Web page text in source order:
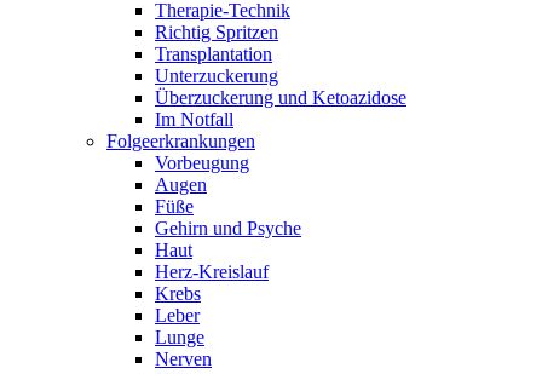
Therapie-Technik
Richtig Spritzen
Transplantation
Unterzuckerung
Überzuckerung und Ketoazidose
Im Notfall
Folgeerkrankungen
Vorbeugung
Augen
Füße
Gehirn und Psyche
Haut
Herz-Kreislauf
Krebs
Leber
Lunge
Nerven